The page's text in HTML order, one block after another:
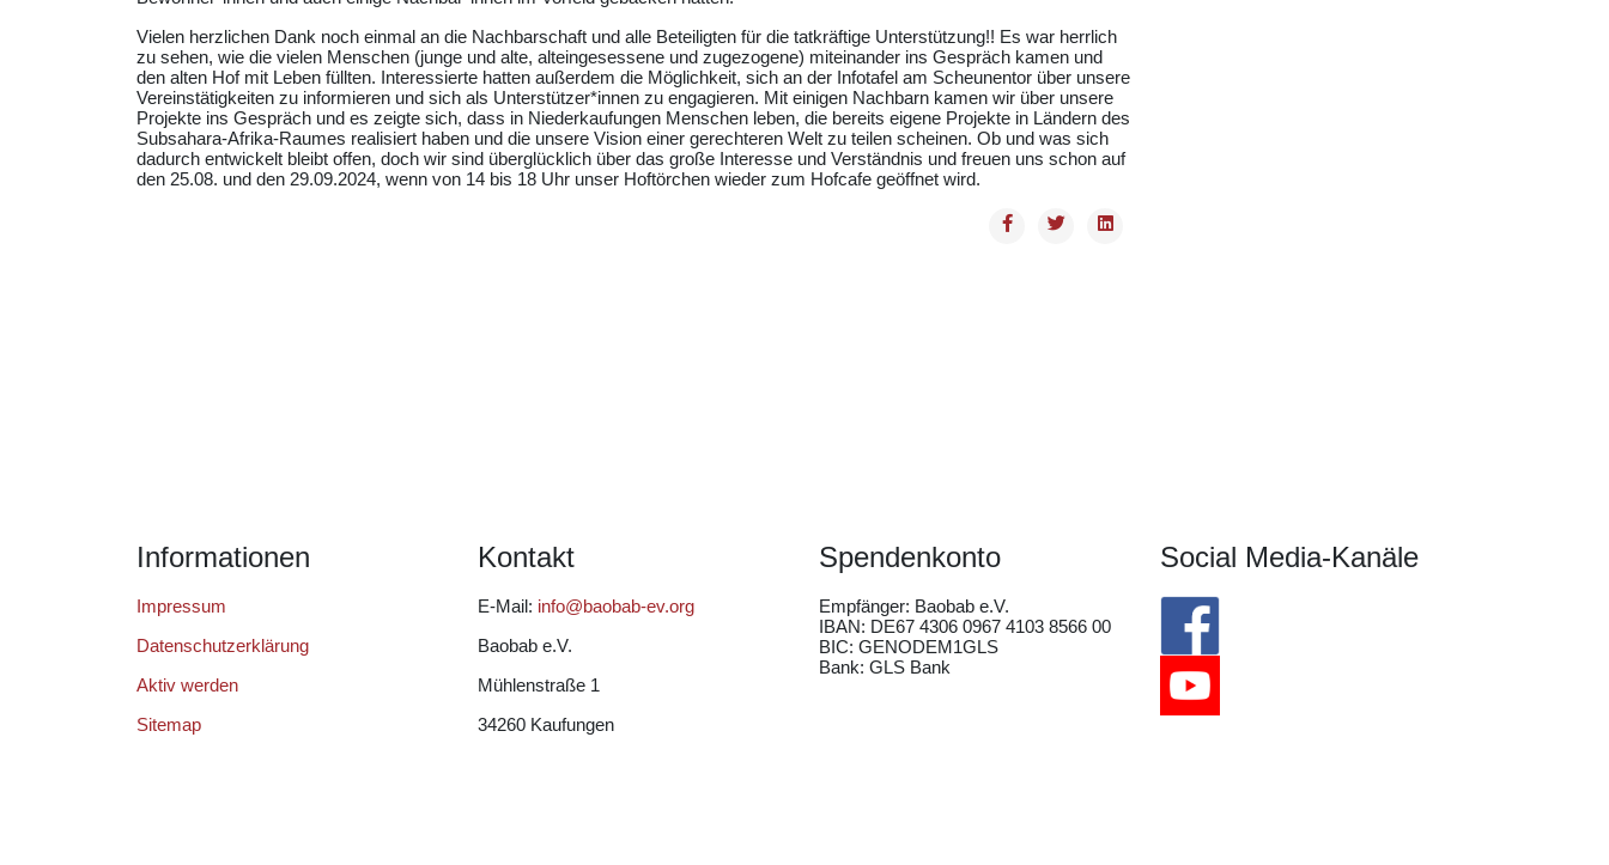
Vielen herzlichen Dank noch einmal an die Nachbarschaft und alle Beteiligten für die tatkräftige Unterstützung!! Es war herrlich
zu sehen, wie die vielen Menschen (junge und alte, alteingesessene und zugezogene) miteinander ins Gespräch kamen und
den alten Hof mit Leben füllten. Interessierte hatten außerdem die Möglichkeit, sich an der Infotafel am Scheunentor über unsere
Vereinstätigkeiten zu informieren und sich als Unterstützer*innen zu engagieren. Mit einigen Nachbarn kamen wir über unsere
Projekte ins Gespräch und es zeigte sich, dass in Niederkaufungen Menschen leben, die bereits eigene Projekte in Ländern des
Subsahara-Afrika-Raumes realisiert haben und die unsere Vision einer gerechteren Welt zu teilen scheinen. Ob und was sich
dadurch entwickelt bleibt offen, doch wir sind überglücklich über das große Interesse und Verständnis und freuen uns schon auf
den 25.08. und den 29.09.2024, wenn von 14 bis 18 Uhr unser Hoftörchen wieder zum Hofcafe geöffnet wird.
Informationen
Impressum
Datenschutzerklärung
Aktiv werden
Sitemap
Kontakt
E-Mail: info@baobab-ev.org
Baobab e.V.
Mühlenstraße 1
34260 Kaufungen
Spendenkonto
Empfänger: Baobab e.V.
IBAN: DE67 4306 0967 4103 8566 00
BIC: GENODEM1GLS
Bank: GLS Bank
Social Media-Kanäle